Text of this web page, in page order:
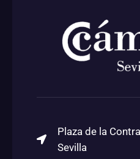
Plaza de la
Sevilla